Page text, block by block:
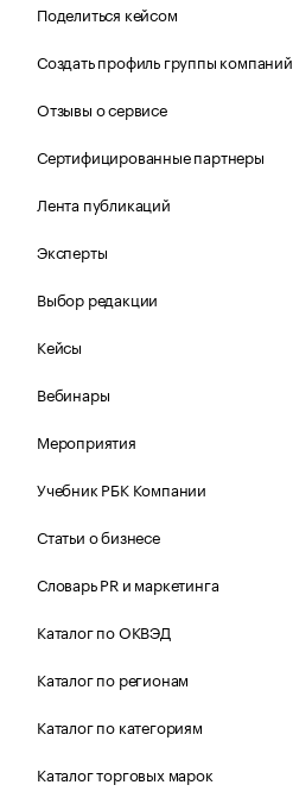
Поделиться кейсом
Создать профиль группы компаний
Отзывы о сервисе
Сертифицированные партнеры
Лента публикаций
Эксперты
Выбор редакции
Кейсы
Вебинары
Мероприятия
Учебник РБК Компании
Статьи о бизнесе
Словарь PR и маркетинга
Каталог по ОКВЭД
Каталог по регионам
Каталог по категориям
Каталог торговых марок